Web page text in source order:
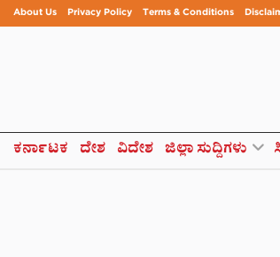
About Us Privacy Policy Terms & Conditions
ಕರ್ನಾಟಕ ದೇಶ ವಿದೇಶ ಜಿಲ್ಲಾ ಸುದ್ದಿಗಳು